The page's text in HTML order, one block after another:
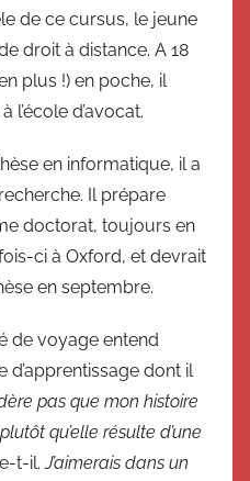
de ce cursus, le jeune
droit à distance. A 18
plus !) en poche, il
l’école d’avocat.
en informatique, il a
Il prépare
doctorat, toujours en
ci à Oxford, et devrait
en septembre.
de voyage entend
dont il
pas que mon histoire
qu’elle résulte d’une
t-il.J’aimerais dans un